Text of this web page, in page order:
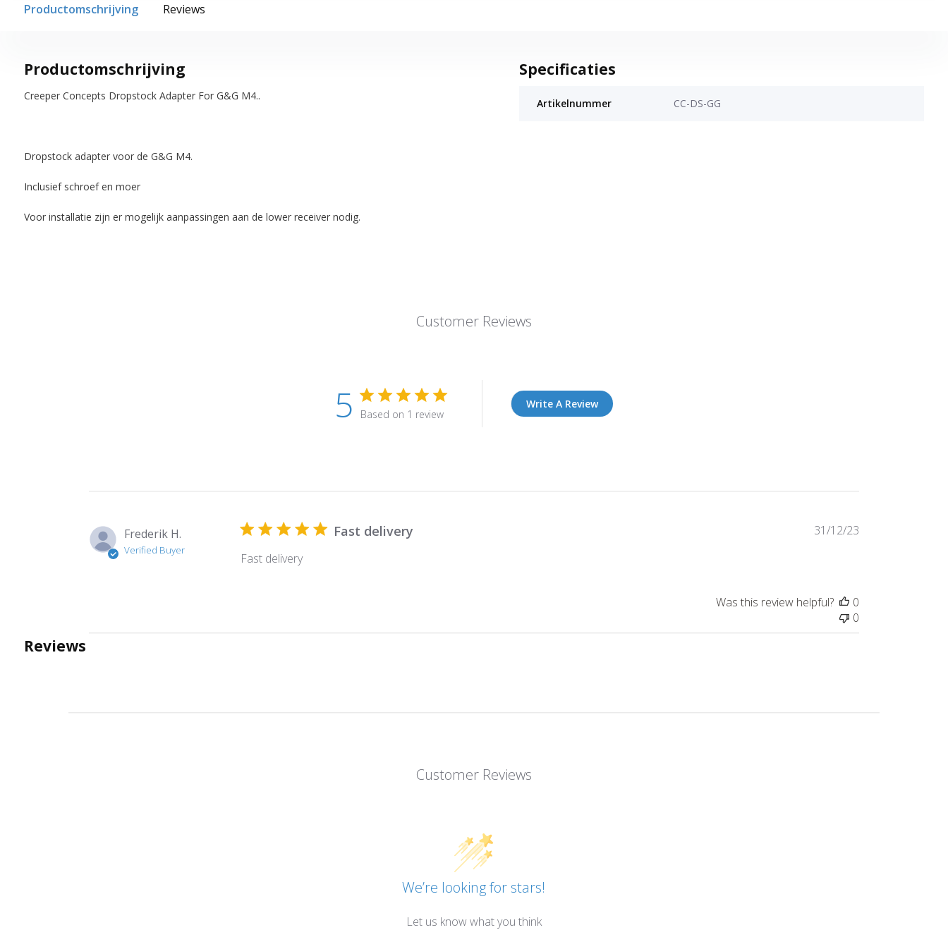
Productomschrijving Reviews
Productomschrijving
Creeper Concepts Dropstock Adapter For G&G M4..
Dropstock adapter voor de G&G M4.
Inclusief schroef en moer
Voor installatie zijn er mogelijk aanpassingen aan de lower receiver nodig.
Specificaties
Artikelnummer CC-DS-GG
Customer Reviews
5 Based on 1 review
Write A Review
Frederik H.
Verified Buyer
Fast delivery
Fast delivery
Published
31/12/23
Was this review helpful?
0
0
Reviews
Customer Reviews
We’re looking for stars!
Let us know what you think